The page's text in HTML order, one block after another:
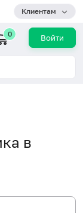
Клиентам
0 Войти
в